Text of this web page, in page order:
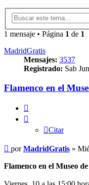
1 mensaje • Página 1 de 1
MadridGratis
Mensajes: 3537
Registrado: Sab
Flamenco en el
Citar
Mensaje
porMadridGratis »
Flamenco en el Museo